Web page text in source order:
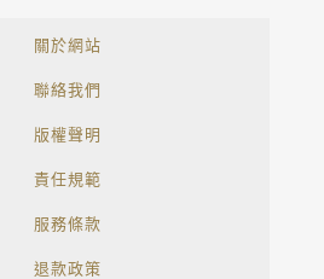
關於網站
聯絡我們
版權聲明
責任規範
服務條款
退款政策